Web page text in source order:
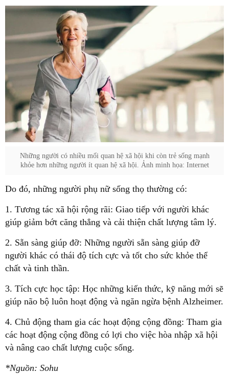
Những người có nhiều mối quan hệ xã hội khi còn trẻ sống mạnh
khỏe hơn những người ít quan hệ xã hội. Ảnh minh họa: Internet
Do đó, những người phụ nữ sống thọ thường có:
1. Tương tác xã hội rộng rãi: Giao tiếp với người khác
giúp giảm bớt căng thẳng và cải thiện chất lượng tâm lý.
2. Sẵn sàng giúp đỡ: Những người sẵn sàng giúp đỡ
người khác có thái độ tích cực và tốt cho sức khỏe thể
chất và tinh thần.
3. Tích cực học tập: Học những kiến thức, kỹ năng mới sẽ
giúp não bộ luôn hoạt động và ngăn ngừa bệnh Alzheimer.
4. Chủ động tham gia các hoạt động cộng đồng: Tham gia
các hoạt động cộng đồng có lợi cho việc hòa nhập xã hội
và nâng cao chất lượng cuộc sống.
*Nguồn: Sohu